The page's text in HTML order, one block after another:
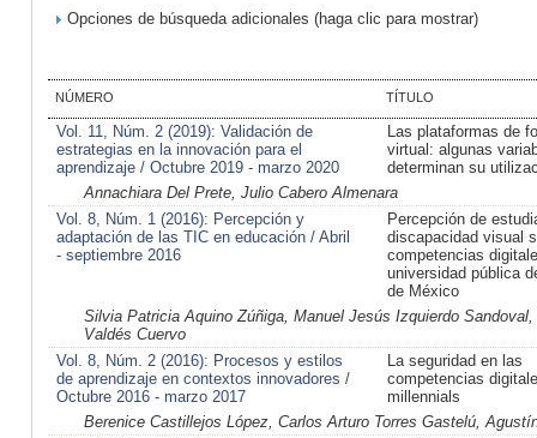
Opciones de búsqueda adicionales (haga clic para mostrar)
NÚMERO TÍTULO
Vol. 11, Núm. 2 (2019): Validación de
estrategias en la innovación para el
aprendizaje / Octubre 2019 - marzo 2020
Las plataformas de
virtual: algunas
determinan su
Annachiara Del Prete, Julio Cabero Almenara
Vol. 8, Núm. 1 (2016): Percepción y
adaptación de las TIC en educación / Abril
- septiembre 2016
Percepción de
discapacidad visual
competencias
universidad pública
de México
Silvia Patricia Aquino Zúñiga, Manuel Jesús Izquierdo
Valdés Cuervo
Vol. 8, Núm. 2 (2016): Procesos y estilos
de aprendizaje en contextos innovadores /
Octubre 2016 - marzo 2017
La seguridad en las
competencias
millennials
Berenice Castillejos López, Carlos Arturo Torres Gastelú,